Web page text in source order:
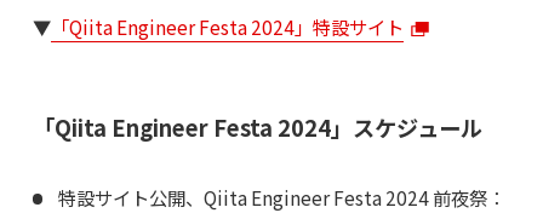
▼「Qiita Engineer Festa 2024」特設サイト
「Qiita Engineer Festa 2024」スケジュール
特設サイト公開、Qiita Engineer Festa 2024 前夜祭：